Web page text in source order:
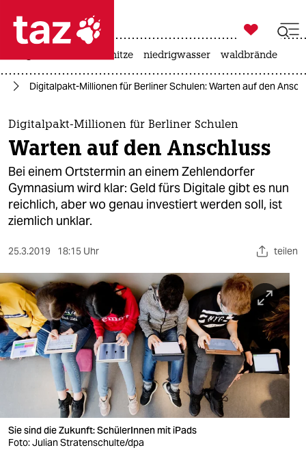
 taz zahl ich
taz zahl ich
themen
politik
öko
gesellschaft
kultur
sport
berlin
nord
wahrheit
verlag

taz zahl ich
hitze niedrigwasser waldbrände
Digitalpakt-Millionen für Berliner Schulen: Warten auf den
Digitalpakt-Millionen für Berliner Schulen
Warten auf den Anschluss
Bei einem Ortstermin an einem Zehlendorfer
Gymnasium wird klar: Geld fürs Digitale gibt es nun
reichlich, aber wo genau investiert werden soll, ist
ziemlich unklar.
25.3.2019 18:15 Uhr teilen
Sie sind die Zukunft: SchülerInnen mit iPads
Foto: Julian Stratenschulte/dpa